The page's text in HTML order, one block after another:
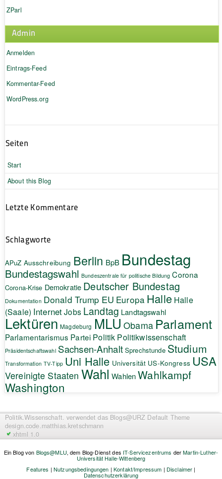
ZParl
Admin
Anmelden
Eintrags-Feed
Kommentar-Feed
WordPress.org
Seiten
Start
About this Blog
Letzte Kommentare
Schlagworte
APuZ Ausschreibung Berlin BpB Bundestag
Bundestagswahl Bundeszentrale für politische Bildung Corona
Corona-Krise Demokratie Deutscher Bundestag
Dokumentation Donald Trump EU Europa Halle Halle
(Saale) InternetJobs Landtag Landtagswahl
Lektüren Magdeburg MLU Obama Parlament
Parlamentarismus Partei Politik Politikwissenschaft
Präsidentschaftswahl Sachsen-Anhalt Sprechstunde Studium
Transformation TV-Tipp Uni Halle Universität US-Kongress USA
Vereinigte Staaten Wahl Wahlen Wahlkampf
Washington
Politik.Wissenschaft. verwendet das Blogs@URZ Default Theme
design.code.matthias.kretschmann
xhtml 1.0
Ein Blog von Blogs@MLU, dem Blog-Dienst des IT-Servicezentrums derMartin-Luther-
Universität Halle-Wittenberg
Features | Nutzungsbedingungen |Kontakt/Impressum | Disclaimer |
Datenschutzerklärung